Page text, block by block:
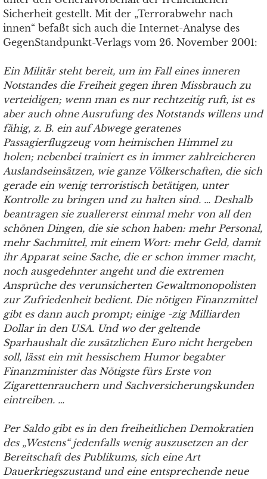
Sicherheit gestellt. Mit der „Terrorabwehr nach
innen“ befaßt sich auch die Internet-Analyse des
GegenStandpunkt-Verlags vom 26. November 2001:
Ein Militär steht bereit, um im Fall eines inneren
Notstandes die Freiheit gegen ihren Missbrauch zu
verteidigen; wenn man es nur rechtzeitig ruft, ist es
aber auch ohne Ausrufung des Notstands willens und
fähig, z. B. ein auf Abwege geratenes
Passagierflugzeug vom heimischen Himmel zu
holen; nebenbei trainiert es in immer zahlreicheren
Auslandseinsätzen, wie ganze Völkerschaften, die sich
gerade ein wenig terroristisch betätigen, unter
Kontrolle zu bringen und zu halten sind. … Deshalb
beantragen sie zuallererst einmal mehr von all den
schönen Dingen, die sie schon haben: mehr Personal,
mehr Sachmittel, mit einem Wort: mehr Geld, damit
ihr Apparat seine Sache, die er schon immer macht,
noch ausgedehnter angeht und die extremen
Ansprüche des verunsicherten Gewaltmonopolisten
zur Zufriedenheit bedient. Die nötigen Finanzmittel
gibt es dann auch prompt; einige -zig Milliarden
Dollar in den USA. Und wo der geltende
Sparhaushalt die zusätzlichen Euro nicht hergeben
soll, lässt ein mit hessischem Humor begabter
Finanzminister das Nötigste fürs Erste von
Zigarettenrauchern und Sachversicherungskunden
eintreiben. …
Per Saldo gibt es in den freiheitlichen Demokratien
des „Westens“ jedenfalls wenig auszusetzen an der
Bereitschaft des Publikums, sich eine Art
Dauerkriegszustand und eine entsprechende neue